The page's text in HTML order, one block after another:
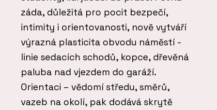
záda, důležitá pro pocit bezpečí,
intimity i orientovanosti, nově vytváří
výrazná plasticita obvodu náměstí -
linie sedacích schodů, kopce, dřevěná
paluba nad vjezdem do garáží.
Orientaci – vědomí středu, směrů,
vazeb na okolí, pak dodává skrytě